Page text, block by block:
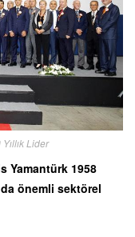
Lider
Yamantürk 1958
da önemli sektörel